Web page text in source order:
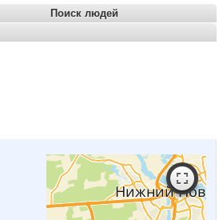
Поиск людей